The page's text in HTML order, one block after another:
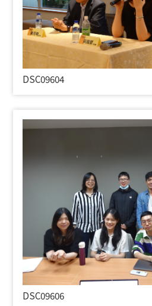
DSC09604
DSC09606